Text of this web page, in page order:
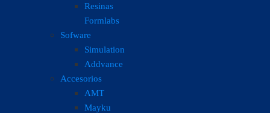
Resinas
Formlabs
Sofware
Simulation
Addvance
Accesorios
AMT
Mayku